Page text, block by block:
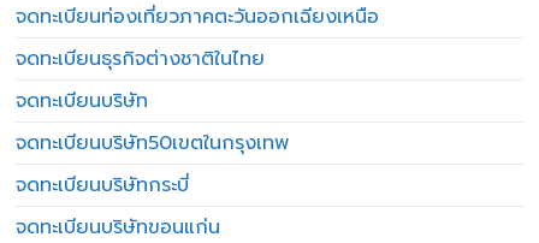
จดทะเบียนท่องเที่ยวภาคตะวันออกเฉียงเหนือ
จดทะเบียนธุรกิจต่างชาติในไทย
จดทะเบียนบริษัท
จดทะเบียนบริษัท50เขตในกรุงเทพ
จดทะเบียนบริษัทกระบี่
จดทะเบียนบริษัทขอนแก่น